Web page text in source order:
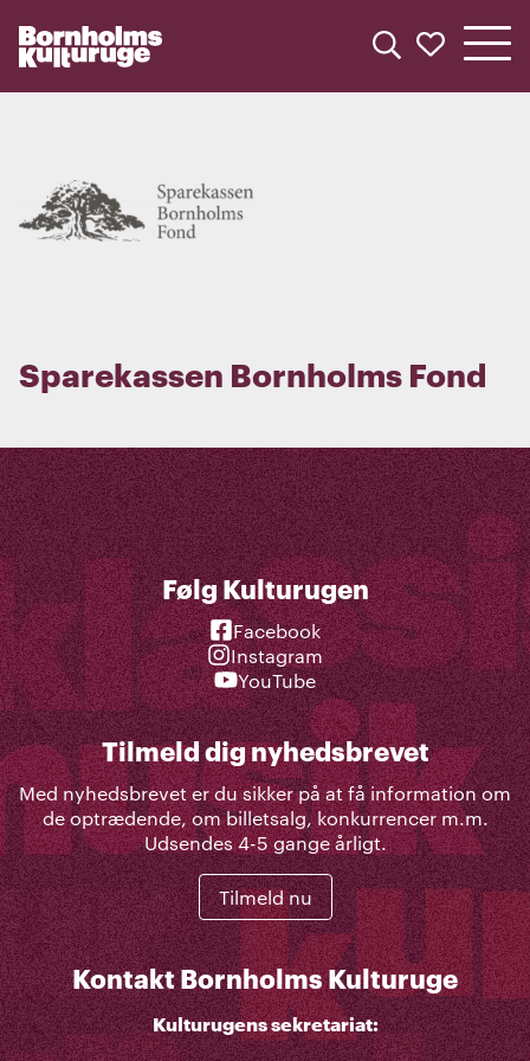
Min
Sparekassen Bornholms Fond
Følg Kulturugen
Facebook
Instagram
YouTube
Tilmeld dig nyhedsbrevet
Med nyhedsbrevet er du sikker på at få information om
de optrædende, om billetsalg, konkurrencer m.m.
Udsendes 4-5 gange årligt.
Tilmeld nu
Kontakt Bornholms Kulturuge
Kulturugens sekretariat: